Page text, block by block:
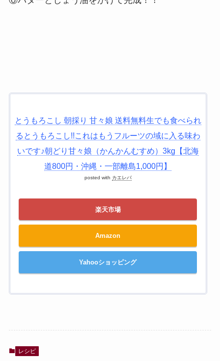
とうもろこし 朝採り 甘々娘 送料無料生でも食べられ
るとうもろこし!!これはもうフルーツの域に入る味わ
いです♪朝どり甘々娘（かんかんむすめ）3kg【北海
道800円・沖縄・一部離島1,000円】
posted with カエレバ
楽天市場
Amazon
Yahooショッピング
レシピ